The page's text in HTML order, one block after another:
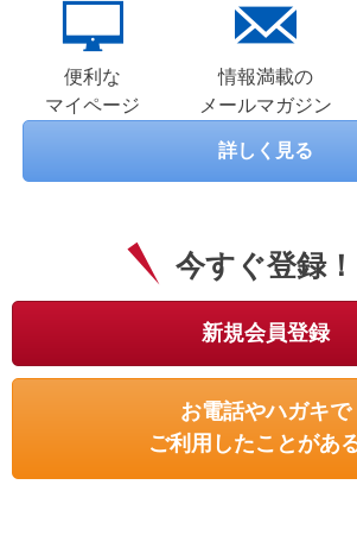
便利な
マイページ
情報満載の
メールマガジン
詳しく見る
今すぐ登録！
お電話やハガキで
ご利用したことがあ